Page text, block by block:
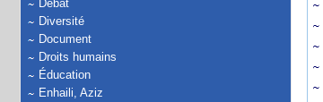
Débat
Diversité
Document
Droits humains
Éducation
Enhaili, Aziz